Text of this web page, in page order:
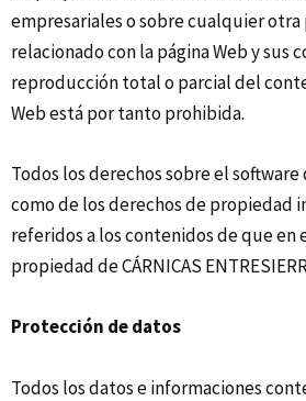
empresariales o sobre cualquier
relacionado con la página Web y sus
reproducción total o parcial del
Web está por tanto prohibida.
Todos los derechos sobre el software
como de los derechos de
referidos a los contenidos de que en
propiedad de CÁRNICAS
Protección de datos
Todos los datos e informaciones